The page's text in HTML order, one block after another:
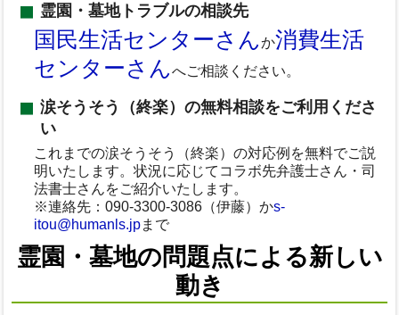
霊園・墓地トラブルの相談先
国民生活センターさんか消費生活
センターさんへご相談ください。
涙そうそう（終楽）の無料相談をご利用くださ
い
これまでの涙そうそう（終楽）の対応例を無料でご説
明いたします。状況に応じてコラボ先弁護士さん・司
法書士さんをご紹介いたします。
※連絡先：090-3300-3086（伊藤）かs-
itou@humanls.jpまで
霊園・墓地の問題点による新しい
動き